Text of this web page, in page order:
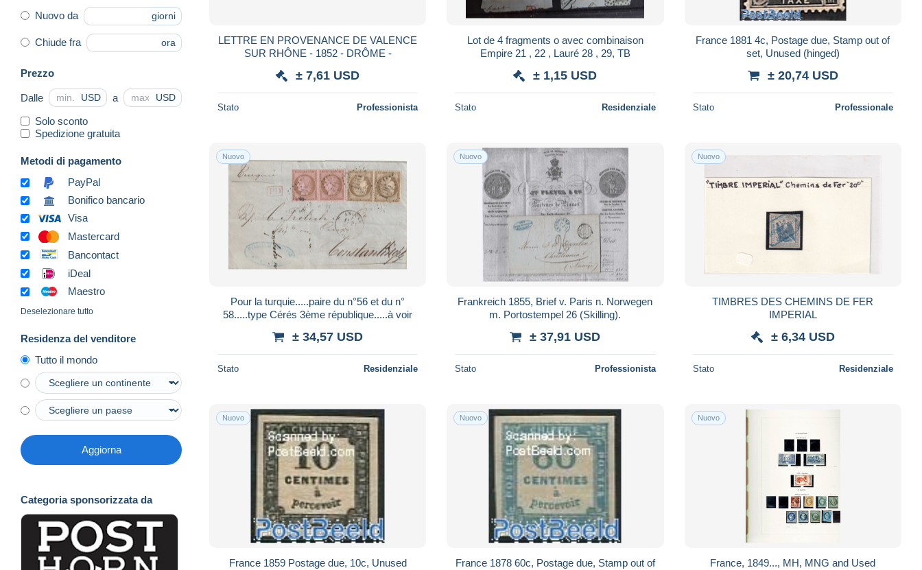
Nuovo da giorni
Chiude fra ora
Prezzo
Dalle USD a USD
Solo sconto
Spedizione gratuita
Metodi di pagamento
PayPal
Bonifico bancario
Visa
Mastercard
Bancontact
iDeal
Maestro
Deselezionare tutto
Residenza del venditore
Tutto il mondo
Aggiorna
Categoria sponsorizzata da
LETTRE EN PROVENANCE DE VALENCE
SUR RHÔNE - 1852 - DRÔME -
± 7,61 USD
Stato Professionista
Lot de 4 fragments o avec combinaison
Empire 21 , 22 , Lauré 28 , 29, TB
± 1,15 USD
Stato Residenziale
France 1881 4c, Postage due, Stamp out of
set, Unused (hinged)
± 20,74 USD
Stato Professionale
Nuovo
Pour la turquie.....paire du n°56 et du n°
58.....type Cérés 3ème république.....à voir
± 34,57 USD
Stato Residenziale
Nuovo
Frankreich 1855, Brief v. Paris n. Norwegen
m. Portostempel 26 (Skilling).
± 37,91 USD
Stato Professionista
Nuovo
TIMBRES DES CHEMINS DE FER
IMPERIAL
± 6,34 USD
Stato Residenziale
Nuovo
France 1859 Postage due, 10c, Unused
Nuovo
France 1878 60c, Postage due, Stamp out of
Nuovo
France, 1849..., MH, MNG and Used